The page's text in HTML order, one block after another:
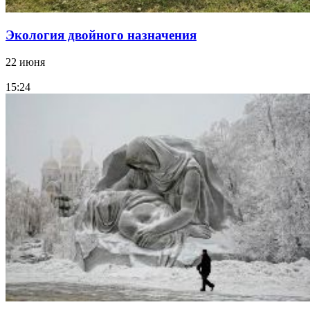
Экология двойного назначения
22 июня
15:24